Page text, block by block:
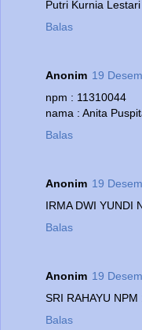
Putri Kurnia
Balas
Anonim 19
npm : 11310044
nama : Anita
Balas
Anonim 19
IRMA DWI YUNDI
Balas
Anonim 19
SRI RAHAYU
Balas